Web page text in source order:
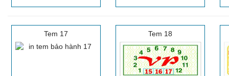
Tem 17 Tem 18